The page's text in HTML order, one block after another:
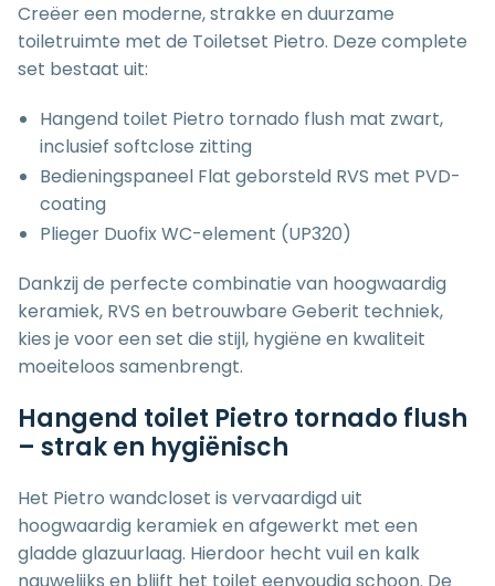
Creëer een moderne, strakke en duurzame
toiletruimte met de Toiletset Pietro. Deze complete
set bestaat uit:
Hangend toilet Pietro tornado flush mat zwart,
inclusief softclose zitting
Bedieningspaneel Flat geborsteld RVS met PVD-
coating
Plieger Duofix WC-element (UP320)
Dankzij de perfecte combinatie van hoogwaardig
keramiek, RVS en betrouwbare Geberit techniek,
kies je voor een set die stijl, hygiëne en kwaliteit
moeiteloos samenbrengt.
Hangend toilet Pietro tornado flush
– strak en hygiënisch
Het Pietro wandcloset is vervaardigd uit
hoogwaardig keramiek en afgewerkt met een
gladde glazuurlaag. Hierdoor hecht vuil en kalk